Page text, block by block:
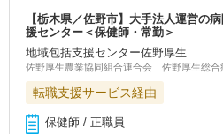
【栃木県／佐野市】大手法人運営の
援センター＜保健師・常勤＞
地域包括支援センター佐野厚生
佐野厚生農業協同組合連合会 佐野厚生総合
転職支援サービス経由
保健師 / 正職員